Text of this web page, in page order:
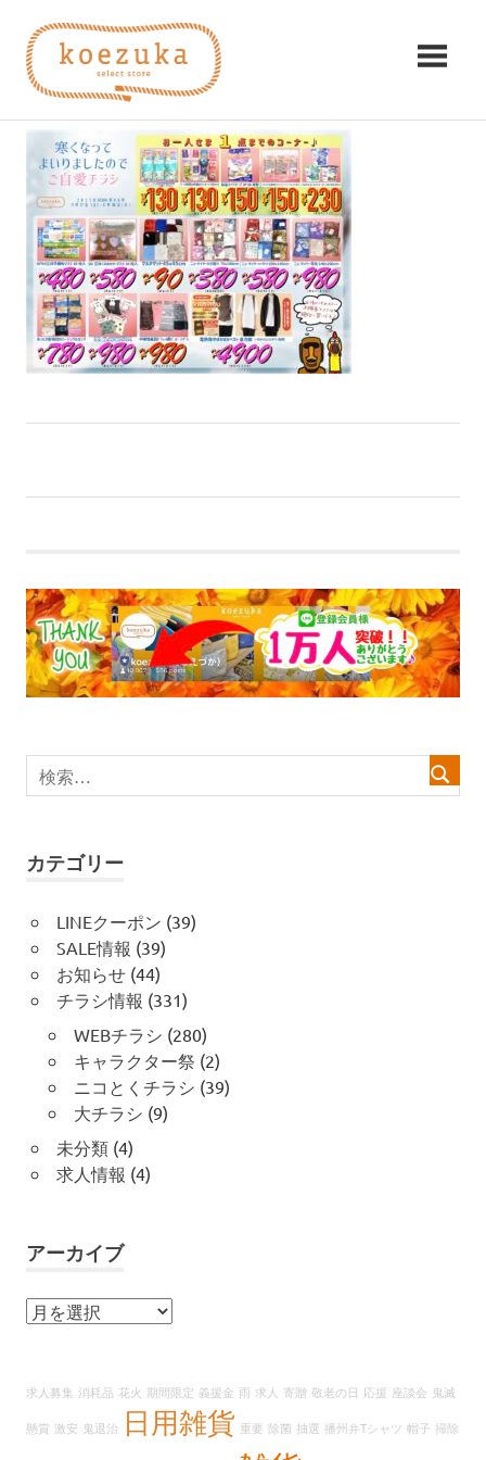
ツ
koezuka（こ
づ
か）
つ
る
シ
ア
ワ
セ。
KOSPA4６
2021年11月22日 編集者
稿
ビ
ゲ
ー
ョ
記
カテゴリー
LINEクーポン (39)
SALE情報 (39)
お知らせ(44)
チラシ情報 (331)
WEBチラシ (280)
キャラクター祭 (2)
ニコとくチラシ (39)
大チラシ (9)
未分類(4)
求人情報 (4)
アーカイブ
ア
イ
求人募集 消耗品 花火 期間限定 義援金 雨 求人 寄贈 敬老の日 応援 座談会 鬼滅
懸賞 激安 鬼退治 日用雑貨 重要 除菌 抽選 播州弁Tシャツ 帽子 掃除